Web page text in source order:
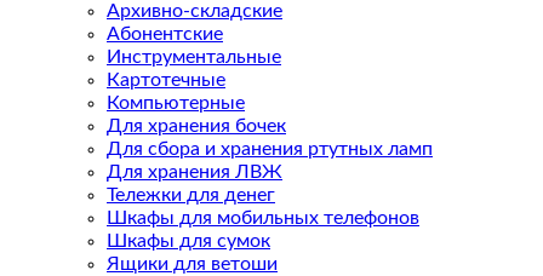
Архивно-складские
Абонентские
Инструментальные
Картотечные
Компьютерные
Для хранения бочек
Для сбора и хранения ртутных ламп
Для хранения ЛВЖ
Тележки для денег
Шкафы для мобильных телефонов
Шкафы для сумок
Ящики для ветоши